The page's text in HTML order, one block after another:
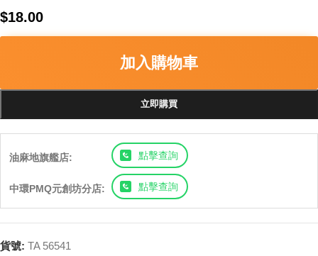
$18.00
加入購物車
立即購買
油麻地旗艦店: 點擊查詢
中環PMQ元創坊分店: 點擊查詢
貨號: TA 56541